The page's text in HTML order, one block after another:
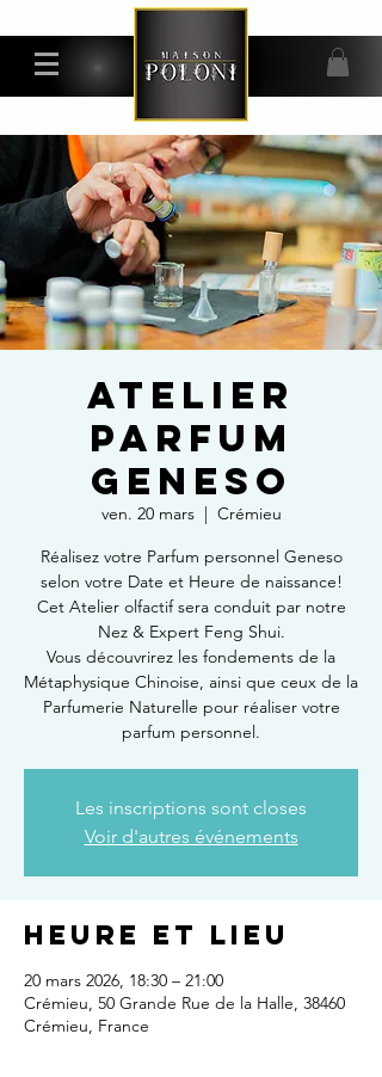
ATELIER
PARFUM
GENESO
ven. 20 mars
  |
Crémieu
Réalisez votre Parfum personnel Geneso
selon votre Date et Heure de naissance!
Cet Atelier olfactif sera conduit par notre
Nez & Expert Feng Shui.
Vous découvrirez les fondements de la
Métaphysique Chinoise, ainsi que ceux de la
Parfumerie Naturelle pour réaliser votre
parfum personnel.
Les inscriptions sont closes
Voir d'autres événements
Heure et lieu
20 mars 2026, 18:30 – 21:00
Crémieu, 50 Grande Rue de la Halle, 38460
Crémieu, France